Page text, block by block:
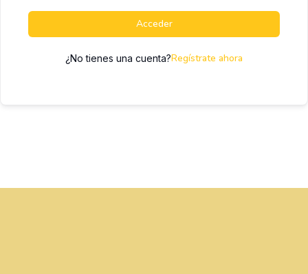
Acceder
¿No tienes una cuenta?Regístrate ahora